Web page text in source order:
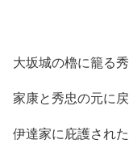
大坂城の櫓に籠る秀
家康と秀忠の元に戻
伊達家に庇護された